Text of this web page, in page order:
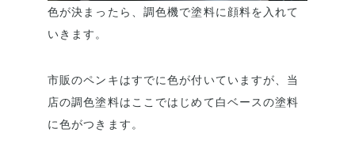
色が決まったら、調色機で塗料に顔料を入れて
いきます。
市販のペンキはすでに色が付いていますが、当
店の調色塗料はここではじめて白ベースの塗料
に色がつきます。